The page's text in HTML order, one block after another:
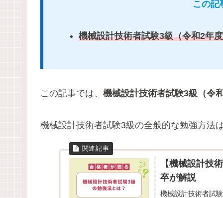
この記
機械設計技術者試験3級（令和2年
この記事では、 機械設計技術者試験3級（令
機械設計技術者試験3級の全般的な勉強方法
【機械設計技
卒が解説
機械設計技術者試